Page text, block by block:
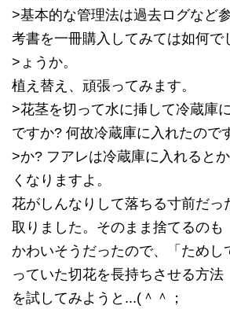
>基本的な管理法は過去ログなど
考書を一冊購入してみては如何で
>ょうか。
植え替え、頑張ってみます。
>花茎を切って水に挿して冷蔵庫
ですか? 何故冷蔵庫に入れたので
>か? フアレは冷蔵庫に入れると
くなりますよ。
花がしんなりして落ちる寸前だっ
取りました。そのまま捨てるのも
かわいそうだったので、「ためし
っていた切花を長持ちさせる方法
を試してみようと...(＾＾；ゞ